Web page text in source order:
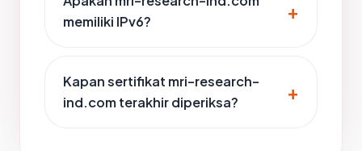
memiliki IPv6?
Kapan sertifikat mri-research-
ind.com terakhir diperiksa?